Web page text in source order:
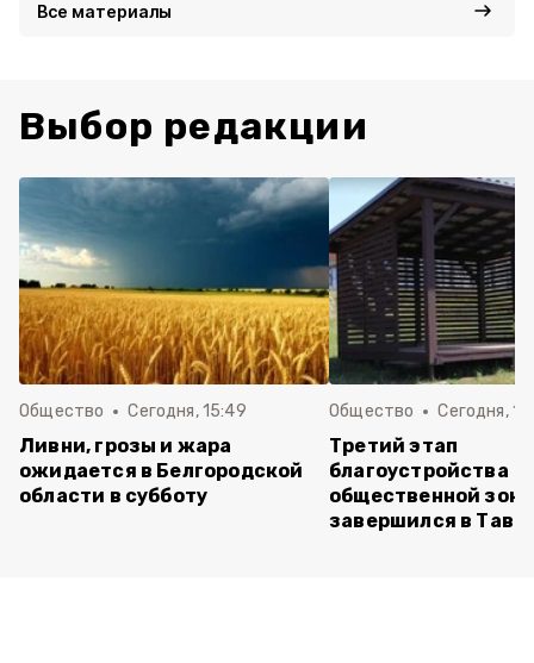
Все материалы
Выбор редакции
Общество Сегодня, 15:49
Ливни, грозы и жара
ожидается в Белгородской
области в субботу
Общество Сегодня,
Третий этап
благоустройства
общественной
завершился в